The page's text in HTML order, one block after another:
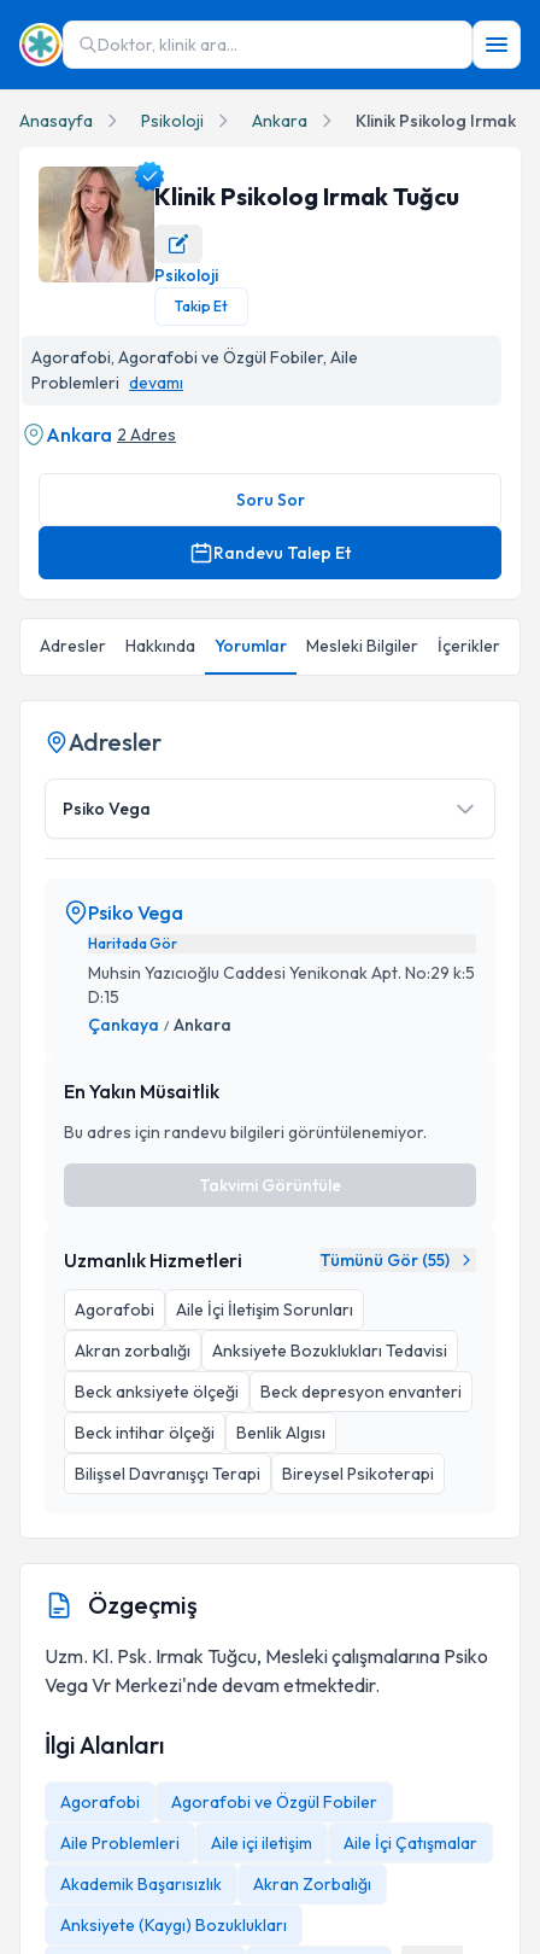
Doktor, klinik ara...
Anasayfa Psikoloji Ankara Klinik Psikolog Irmak
Klinik Psikolog Irmak Tuğcu Profil Fotoğrafı
Klinik Psikolog Irmak Tuğcu
Psikoloji
Takip Et
Agorafobi, Agorafobi ve Özgül Fobiler, Aile
Problemleri devamı
Ankara 2 Adres
Soru Sor
Randevu Talep Et
Adresler Hakkında Yorumlar Mesleki Bilgiler İçerikler
Adresler
Psiko Vega
Psiko Vega
Haritada Gör
Muhsin Yazıcıoğlu Caddesi Yenikonak Apt. No:29 k:5
D:15
Çankaya / Ankara
En Yakın Müsaitlik
Bu adres için randevu bilgileri görüntülenemiyor.
Takvimi Görüntüle
Uzmanlık Hizmetleri Tümünü Gör (55)
Agorafobi
Aile İçi İletişim Sorunları
Akran zorbalığı
Anksiyete Bozuklukları Tedavisi
Beck anksiyete ölçeği
Beck depresyon envanteri
Beck intihar ölçeği
Benlik Algısı
Bilişsel Davranışçı Terapi
Bireysel Psikoterapi
Özgeçmiş
Uzm. Kl. Psk. Irmak Tuğcu, Mesleki çalışmalarına Psiko
Vega Vr Merkezi'nde devam etmektedir.
İlgi Alanları
Agorafobi
Agorafobi ve Özgül Fobiler
Aile Problemleri
Aile içi iletişim
Aile İçi Çatışmalar
Akademik Başarısızlık
Akran Zorbalığı
Anksiyete (Kaygı) Bozuklukları